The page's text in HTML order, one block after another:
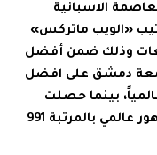
الاسبانية
في ترتيب «الويب ماتركس»
وذلك ضمن أفضل
جامعة دمشق على افضل
عالمي لها واحتلت المرتبة 507 عالمياً، بينما حصلت
جامعة اليرموك الخاصة على افضل ظهور عالمي بالمرتبة 991